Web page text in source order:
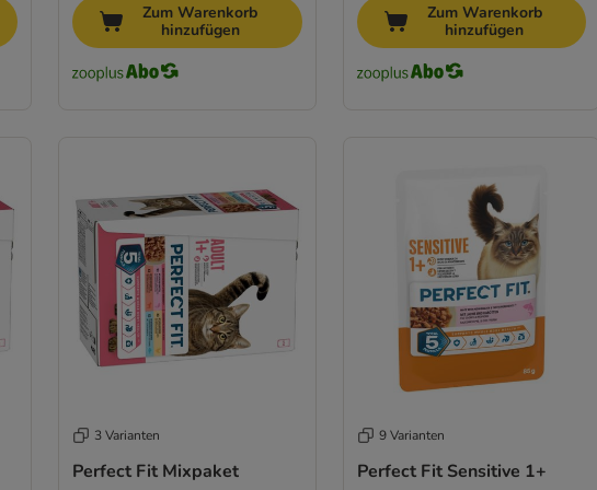
Zum Warenkorb
hinzufügen
Zum Warenkorb
hinzufügen
3 Varianten
Perfect Fit Mixpaket
9 Varianten
Perfect Fit Sensitive 1+